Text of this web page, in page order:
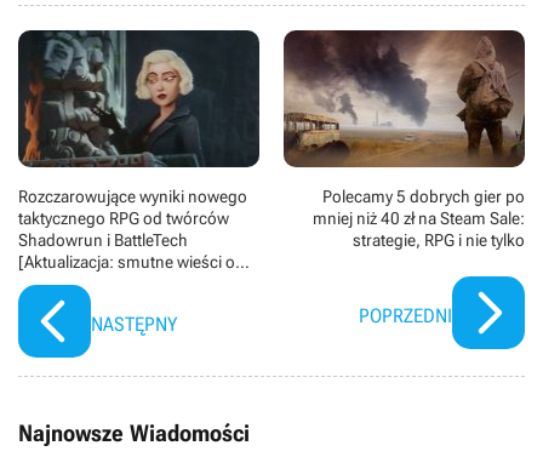
Rozczarowujące wyniki nowego
taktycznego RPG od twórców
Shadowrun i BattleTech
[Aktualizacja: smutne wieści o
studiu]
NASTĘPNY
Polecamy 5 dobrych gier po
mniej niż 40 zł na Steam Sale:
strategie, RPG i nie tylko
POPRZEDNI
Najnowsze Wiadomości